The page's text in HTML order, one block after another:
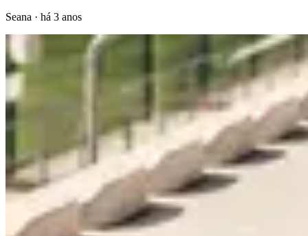
Seana · há 3 anos